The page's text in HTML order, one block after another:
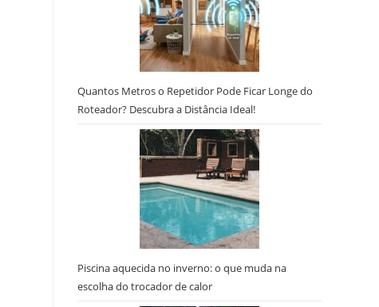
Quantos Metros o Repetidor Pode Ficar Longe do
Roteador? Descubra a Distância Ideal!
Piscina aquecida no inverno: o que muda na
escolha do trocador de calor